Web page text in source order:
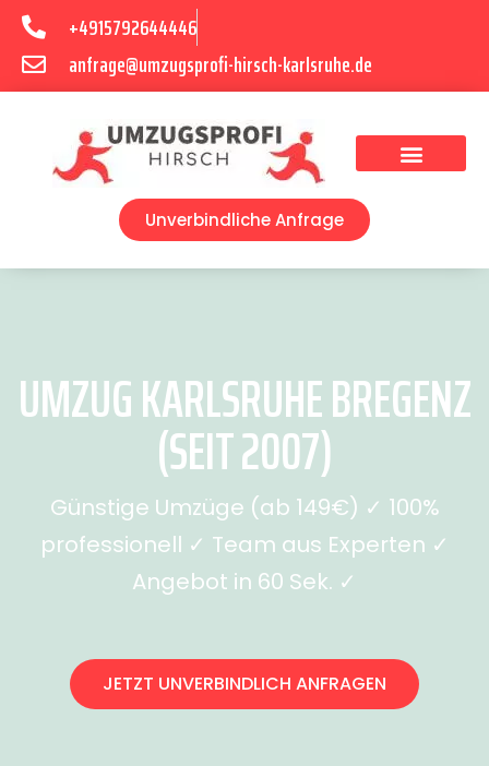
+4915792644446
anfrage@umzugsprofi-hirsch-karlsruhe.de
Unverbindliche Anfrage
UMZUG KARLSRUHE BREGENZ
(SEIT 2007)
Günstige Umzüge (ab 149€) ✓ 100%
professionell ✓ Team aus Experten ✓
Angebot in 60 Sek. ✓
JETZT UNVERBINDLICH ANFRAGEN